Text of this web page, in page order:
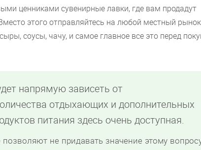
ценниками сувенирные лавки, где вам продадут
этого отправляйтесь на любой местный
соусы, чачу, и самое главное все это перед
напрямую зависеть от
отдыхающих и дополнительных
питания здесь очень доступная.
не придавать значение этому